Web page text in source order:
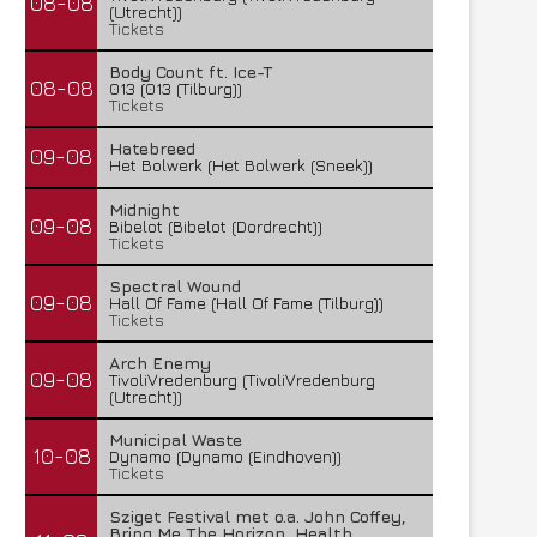
(Utrecht))
Tickets
08-08
Body Count ft. Ice-T
013 (013 (Tilburg))
Tickets
09-08
Hatebreed
Het Bolwerk (Het Bolwerk (Sneek))
09-08
Midnight
Bibelot (Bibelot (Dordrecht))
Tickets
09-08
Spectral Wound
Hall Of Fame (Hall Of Fame (Tilburg))
Tickets
09-08
Arch Enemy
TivoliVredenburg (TivoliVredenburg
(Utrecht))
10-08
Municipal Waste
Dynamo (Dynamo (Eindhoven))
Tickets
Sziget Festival met o.a. John Coffey,
Bring Me The Horizon, Health